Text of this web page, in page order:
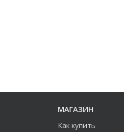
МАГАЗИН
Как купить